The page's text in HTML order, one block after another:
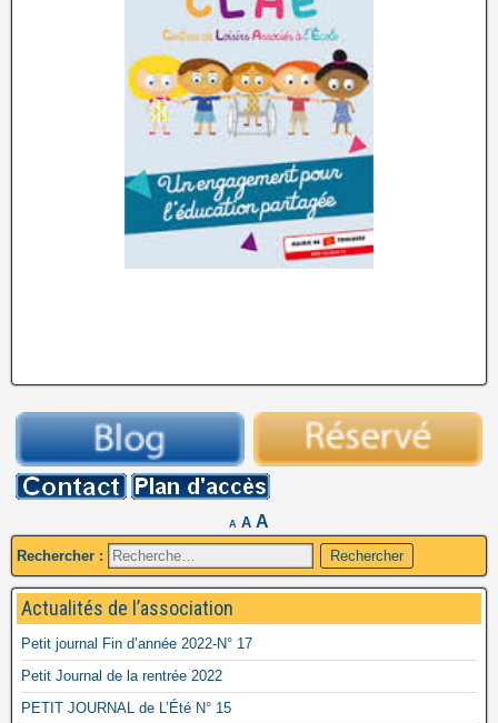
A A A
Rechercher :
Actualités de l’association
Petit journal Fin d’année 2022-N° 17
Petit Journal de la rentrée 2022
PETIT JOURNAL de L’Été N° 15